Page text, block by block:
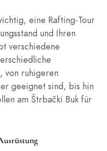
eine Rafting-Tour
und Ihren
verschiedene
von ruhigeren
geeignet sind, bis hin
am Štrbački Buk für